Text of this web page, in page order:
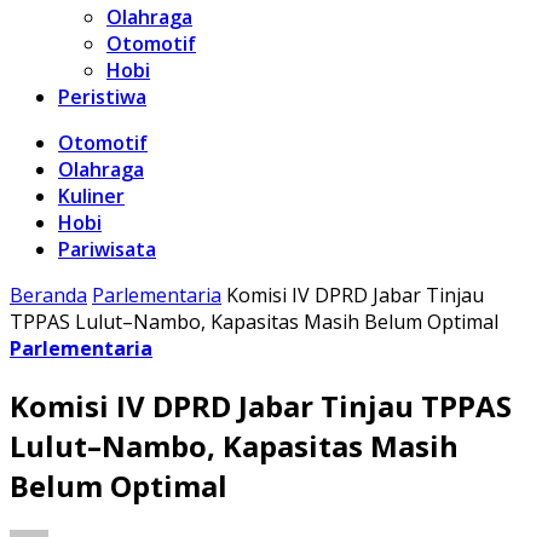
Olahraga
Otomotif
Hobi
Peristiwa
Otomotif
Olahraga
Kuliner
Hobi
Pariwisata
Beranda Parlementaria Komisi IV DPRD Jabar Tinjau
TPPAS Lulut–Nambo, Kapasitas Masih Belum Optimal
Parlementaria
Komisi IV DPRD Jabar Tinjau TPPAS
Lulut–Nambo, Kapasitas Masih
Belum Optimal